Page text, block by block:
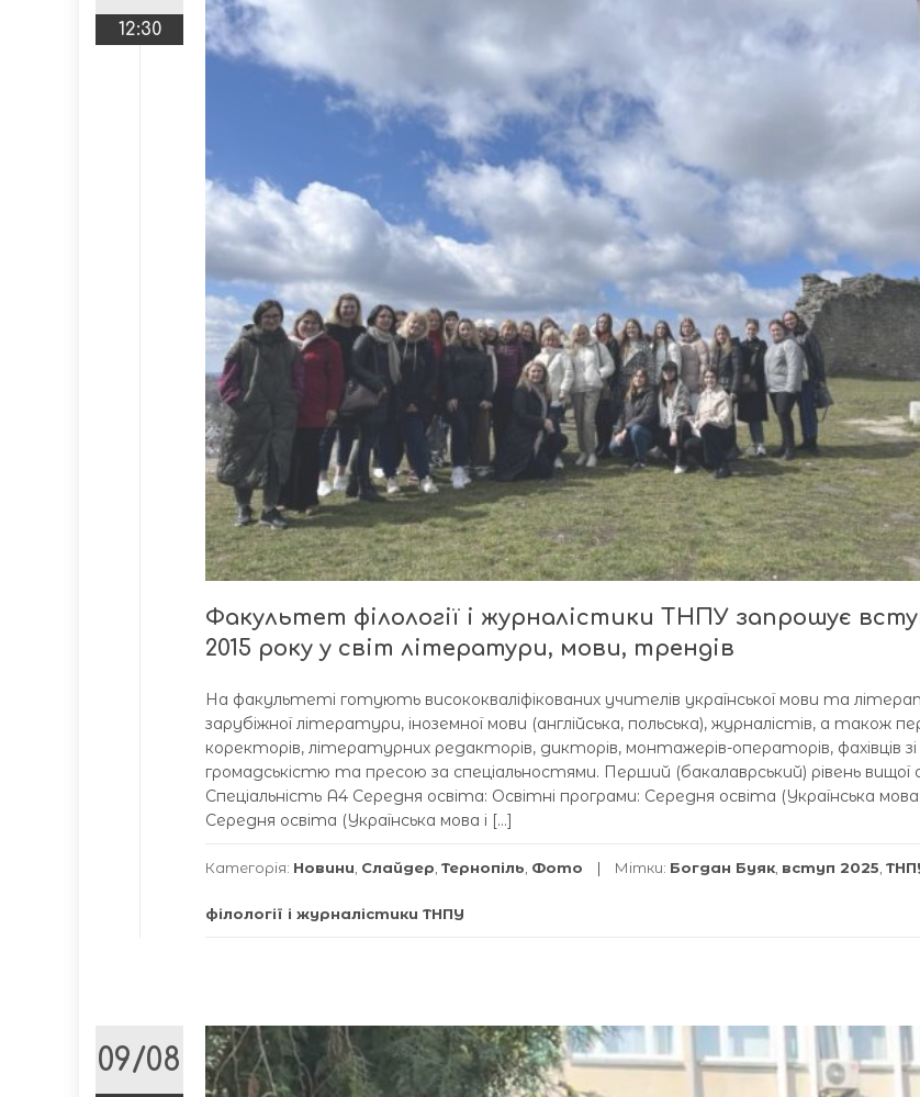
12:30
Факультет філології і журналістики ТНПУ запрошує
2015 року у світ літератури, мови, трендів
На факультеті готують висококваліфікованих учителів української мови та
зарубіжної літератури, іноземної мови (англійська, польська), журналістів, а також
коректорів, літературних редакторів, дикторів, монтажерів-операторів, фахівців зі
громадськістю та пресою за спеціальностями. Перший (бакалаврський) рівень вищої
Спеціальність А4 Середня освіта: Освітні програми: Середня освіта (Українська
Середня освіта (Українська мова і […]
Категорія: Новини Слайдер Тернопіль Фото Мітки: Богдан Буяк вступ 2025
філології і журналістики ТНПУ
09/08